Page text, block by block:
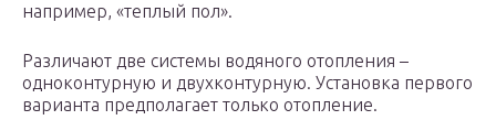
например, «теплый пол».
Различают две системы водяного отопления –
одноконтурную и двухконтурную. Установка первого
варианта предполагает только отопление.